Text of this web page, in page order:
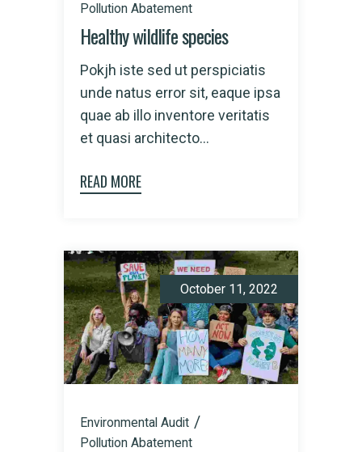
Pollution Abatement
Healthy wildlife species
Pokjh iste sed ut perspiciatis
unde natus error sit, eaque ipsa
quae ab illo inventore veritatis
et quasi architecto...
READ MORE
October 11, 2022
Environmental Audit
Pollution Abatement